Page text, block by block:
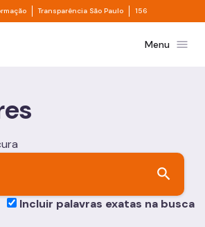
principal
Divisor de acesso à informação
Transparência São Paulo Divisor de
156
de São PauloMenu menu
search
Incluir palavras exatas na busca